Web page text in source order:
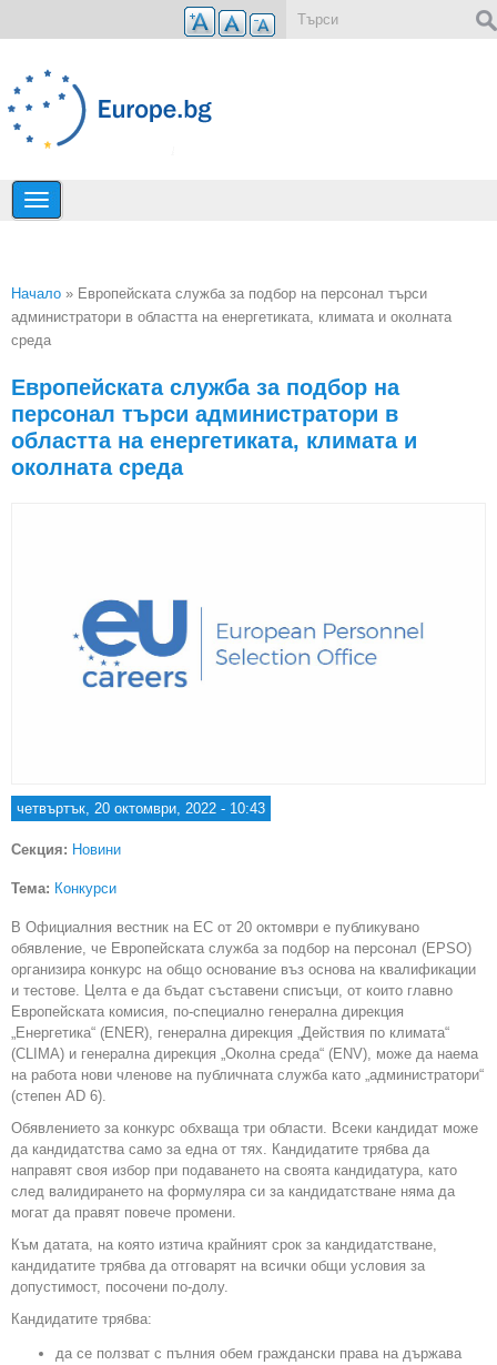
Премини към основното съдържание
Вие сте тук
Начало » Европейската служба за подбор на персонал търси
администратори в областта на енергетиката, климата и околната
среда
Европейската служба за подбор на
персонал търси администратори в
областта на енергетиката, климата и
околната среда
четвъртък, 20 октомври, 2022 - 10:43
Секция: Новини
Тема: Конкурси
В Официалния вестник на ЕС от 20 октомври е публикувано
обявление, че Европейската служба за подбор на персонал (EPSO)
организира конкурс на общо основание въз основа на квалификации
и тестове. Целта е да бъдат съставени списъци, от които главно
Европейската комисия, по-специално генерална дирекция
„Енергетика“ (ENER), генерална дирекция „Действия по климата“
(CLIMA) и генерална дирекция „Околна среда“ (ENV), може да наема
на работа нови членове на публичната служба като „администратори“
(степен AD 6).
Обявлението за конкурс обхваща три области. Всеки кандидат може
да кандидатства само за една от тях. Кандидатите трябва да
направят своя избор при подаването на своята кандидатура, като
след валидирането на формуляра си за кандидатстване няма да
могат да правят повече промени.
Към датата, на която изтича крайният срок за кандидатстване,
кандидатите трябва да отговарят на всички общи условия за
допустимост, посочени по-долу.
Кандидатите трябва:
да се ползват с пълния обем граждански права на държава